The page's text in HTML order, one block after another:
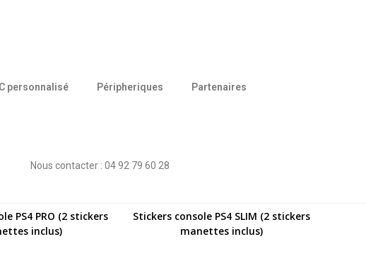
personnalisé Péripheriques Partenaires
Nous contacter : 04 92 79 60 28
PS4 PRO (2 stickers
inclus)
Stickers console PS4 SLIM (2 stickers
manettes inclus)